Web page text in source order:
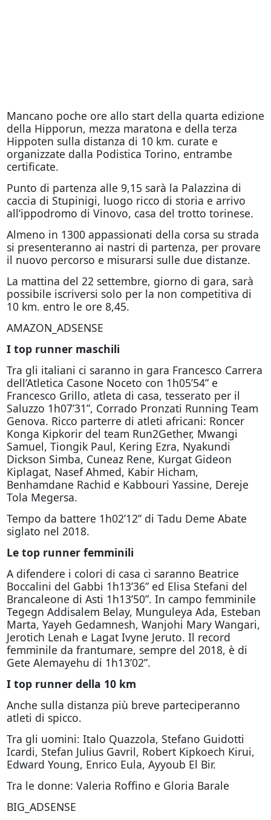
Mancano poche ore allo start della quarta edizione
della Hipporun, mezza maratona e della terza
Hippoten sulla distanza di 10 km. curate e
organizzate dalla Podistica Torino, entrambe
certificate.
Punto di partenza alle 9,15 sarà la Palazzina di
caccia di Stupinigi, luogo ricco di storia e arrivo
all’ippodromo di Vinovo, casa del trotto torinese.
Almeno in 1300 appassionati della corsa su strada
si presenteranno ai nastri di partenza, per provare
il nuovo percorso e misurarsi sulle due distanze.
La mattina del 22 settembre, giorno di gara, sarà
possibile iscriversi solo per la non competitiva di
10 km. entro le ore 8,45.
AMAZON_ADSENSE
I top runner maschili
Tra gli italiani ci saranno in gara Francesco Carrera
dell’Atletica Casone Noceto con 1h05’54” e
Francesco Grillo, atleta di casa, tesserato per il
Saluzzo 1h07’31”, Corrado Pronzati Running Team
Genova. Ricco parterre di atleti africani: Roncer
Konga Kipkorir del team Run2Gether, Mwangi
Samuel, Tiongik Paul, Kering Ezra, Nyakundi
Dickson Simba, Cuneaz Rene, Kurgat Gideon
Kiplagat, Nasef Ahmed, Kabir Hicham,
Benhamdane Rachid e Kabbouri Yassine, Dereje
Tola Megersa.
Tempo da battere 1h02’12” di Tadu Deme Abate
siglato nel 2018.
Le top runner femminili
A difendere i colori di casa ci saranno Beatrice
Boccalini del Gabbi 1h13’36” ed Elisa Stefani del
Brancaleone di Asti 1h13’50”. In campo femminile
Tegegn Addisalem Belay, Munguleya Ada, Esteban
Marta, Yayeh Gedamnesh, Wanjohi Mary Wangari,
Jerotich Lenah e Lagat Ivyne Jeruto. Il record
femminile da frantumare, sempre del 2018, è di
Gete Alemayehu di 1h13’02”.
I top runner della 10 km
Anche sulla distanza più breve parteciperanno
atleti di spicco.
Tra gli uomini: Italo Quazzola, Stefano Guidotti
Icardi, Stefan Julius Gavril, Robert Kipkoech Kirui,
Edward Young, Enrico Eula, Ayyoub El Bir.
Tra le donne: Valeria Roffino e Gloria Barale
BIG_ADSENSE